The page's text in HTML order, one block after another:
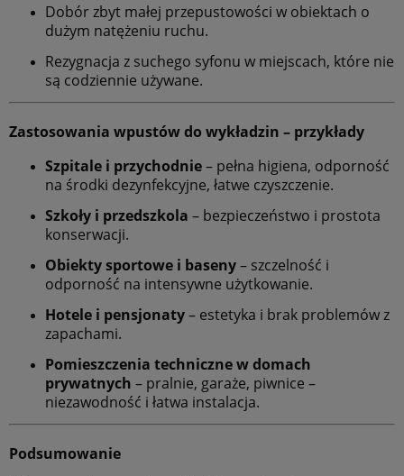
Dobór zbyt małej przepustowości w obiektach o
dużym natężeniu ruchu.
Rezygnacja z suchego syfonu w miejscach, które nie
są codziennie używane.
Zastosowania wpustów do wykładzin – przykłady
Szpitale i przychodnie– pełna higiena, odporność
na środki dezynfekcyjne, łatwe czyszczenie.
Szkoły i przedszkola – bezpieczeństwo i prostota
konserwacji.
Obiekty sportowe i baseny– szczelność i
odporność na intensywne użytkowanie.
Hotele i pensjonaty– estetyka i brak problemów z
zapachami.
Pomieszczenia techniczne w domach
prywatnych – pralnie, garaże, piwnice –
niezawodność i łatwa instalacja.
Podsumowanie